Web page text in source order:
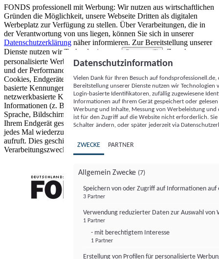
FONDS professionell mit Werbung: Wir nutzen aus wirtschaftlichen
Gründen die Möglichkeit, unsere Webseite Dritten als digitalen
Werbeplatz zur Verfügung zu stellen. Über Verarbeitungen, die in
der Verantwortung von uns liegen, können Sie sich in unserer
Datenschutzerklärung näher informieren. Zur Bereitstellung unserer
Dienste nutzen wir Technologien von
Partnern (5)
. Zwecke:
personalisierte Werbung und Inhalte, Messung von Werbeleistung
und der Performance von Inhalten sowie Zielgruppenforschung.
Cookies, Endgeräte- oder ähnliche Online-Kennungen (z. B. login-
basierte Kennungen, zufällig generierte Kennungen,
netzwerkbasierte Kennungen) können zusammen mit anderen
Informationen (z. B. Browsertyp und Browserinformationen,
Sprache, Bildschirmgröße, unterstützte Technologien usw.) auf
Ihrem Endgerät gespeichert oder von dort ausgelesen werden, um es
jedes Mal wiederzuerkennen, wenn es eine App oder einer Webseite
aufruft. Dies geschieht für einen oder mehrere der hier aufgeführten
Verarbeitungszwecke.
Datenschutzinformation
Vielen Dank für Ihren Besuch auf
Bereitstellung unserer Dienste nutzen wir Technologien
Login-basierte Identifikatoren, zufällig zugewiesene
Informationen auf Ihrem Gerät gespeichert oder
Werbung und Inhalte, Messung von Werbeleistung
ist für den Zugriff auf die Website nicht erforderlich.
Schalter ändern, oder später jederzeit via
ZWECKE PARTNER
Allgemein Zwecke (7)
Speichern von oder Zugriff auf Informationen auf
3 Partner
Verwendung reduzierter Daten zur Auswahl von
1 Partner
- mit berechtigtem Interesse
1 Partner
Erstellung von Profilen für personalisierte
FONDS professionell